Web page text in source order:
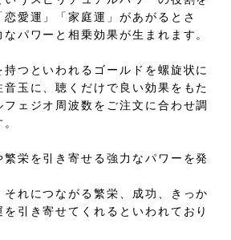
愛運」「家庭運」があがるとさ
パワーと相乗効果が生まれます。
つといわれるゴールドを螺旋状に
玉に、聴くだけで良い効果をもた
ェジオ周波数をご注文に合わせ調
栄を引き寄せる強力なパワーを発
れにつながる繁栄、成功、きっか
引き寄せてくれるといわれており